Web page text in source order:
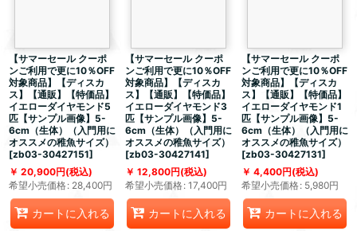
【サマーセール クーポ
ンご利用で更に10％OFF
対象商品】【ディスカ
ス】【通販】【特価品】
イエローダイヤモンド5
匹【サンプル画像】5-
6cm（生体）（入門用に
オススメの稚魚サイズ）
[zb03-30427151]
20,900円(税込)
希望小売価格: 28,400円
カートに入れる
【サマーセール クーポ
ンご利用で更に10％OFF
対象商品】【ディスカ
ス】【通販】【特価品】
イエローダイヤモンド3
匹【サンプル画像】5-
6cm（生体）（入門用に
オススメの稚魚サイズ）
[zb03-30427141]
12,800円(税込)
希望小売価格: 17,400円
カートに入れる
【サマーセール クーポ
ンご利用で更に10％OFF
対象商品】【ディスカ
ス】【通販】【特価品】
イエローダイヤモンド1
匹【サンプル画像】5-
6cm（生体）（入門用に
オススメの稚魚サイズ）
[zb03-30427131]
4,400円(税込)
希望小売価格: 5,980円
カートに入れる